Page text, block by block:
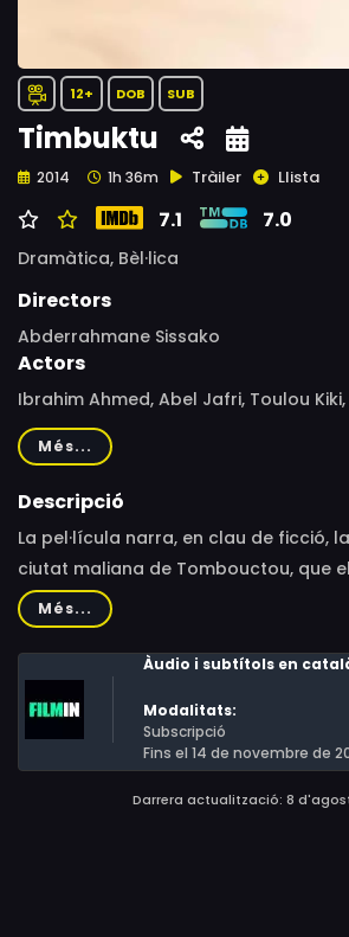
12+ DOB SUB
Timbuktu
2014 1h 36m Tràiler Llista
7.1 7.0
Dramàtica, Bèl·lica
Directors
Abderrahmane Sissako
Actors
Ibrahim Ahmed, Abel Jafri, Toulou
Mohamed, Fatoumata Diawara, Kettly
Yacoubi, Mehdi A.G. Mohamed, Adel
Salem Dendou, Mamby Kamissoko,
Omar Haidara, Damien Ndjie
Més...
Descripció
La pel·lícula narra, en clau de ficció,
ciutat maliana de Tombouctou, que
d'extremistes religiosos. Els habitants
de terror imposat pels jihadistes.
Més...
Àudio i subtítols en
Modalitats:
Subscripció
Fins el 14 de novembre de
Darrera actualització: 8